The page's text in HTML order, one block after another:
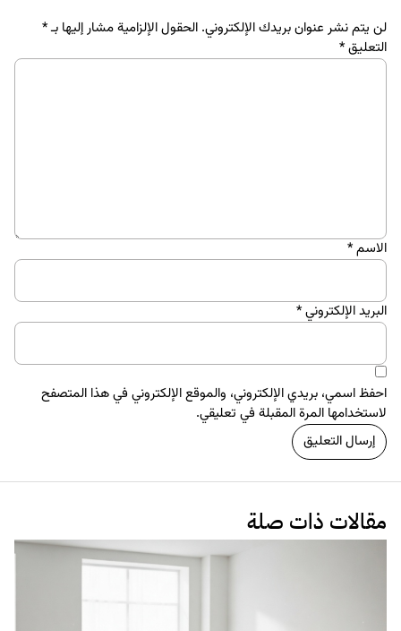
لن يتم نشر عنوان بريدك الإلكتروني. الحقول الإلزامية مشار إليها بـ*
التعليق*
الاسم*
البريد الإلكتروني*
احفظ اسمي، بريدي الإلكتروني، والموقع الإلكتروني في هذا المتصفح
لاستخدامها المرة المقبلة في تعليقي.
مقالات ذات صلة